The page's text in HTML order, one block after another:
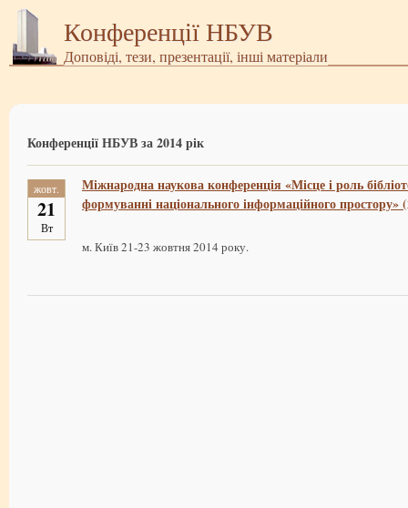
Конференції НБУВ
Доповіді, тези, презентації, інші матеріали
Конференції НБУВ за 2014 рік
жовт.
21
Вт
Міжнародна наукова конференція «Місце і роль
формуванні національного інформаційного простору»
м. Київ 21-23 жовтня 2014 року.